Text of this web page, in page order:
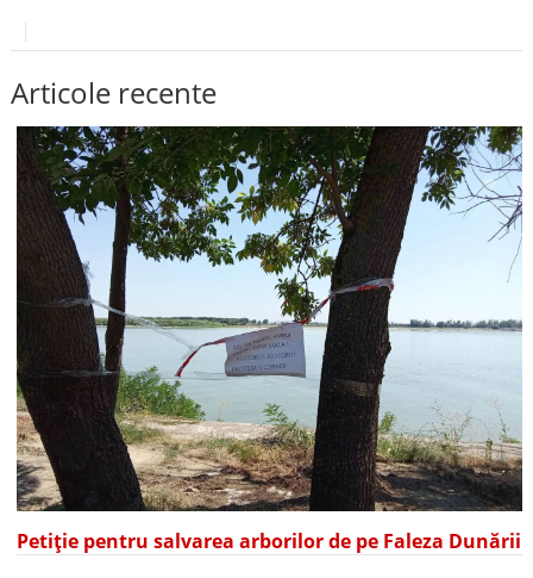
Articole recente
Petiție pentru salvarea arborilor de pe Faleza Dunării